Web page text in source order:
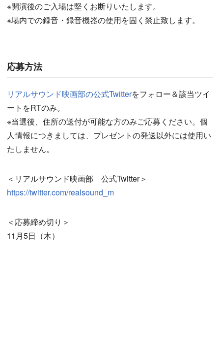
※開演後のご入場は堅くお断りいたします。
※場内での録音・録音機器の使用を固く禁止致します。
応募方法
リアルサウンド映画部の公式Twitterをフォロー＆該当ツイ
ートをRTのみ。
※当選後、住所の送付が可能な方のみご応募ください。個
人情報につきましては、プレゼントの発送以外には使用い
たしません。
＜リアルサウンド映画部 公式Twitter＞
https://twitter.com/realsound_m
＜応募締め切り＞
11月5日（木）